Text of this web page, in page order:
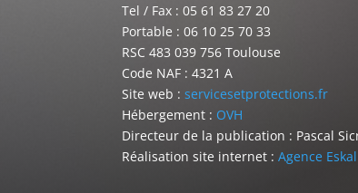
Tel / Fax : 05 61 83 27 20
Portable : 06 10 25 70 33
RSC 483 039 756 Toulouse
Code NAF : 4321 A
Site web :servicesetprotections.fr
Hébergement : OVH
Directeur de la publication : Pascal
Réalisation site internet :Agence Eskal